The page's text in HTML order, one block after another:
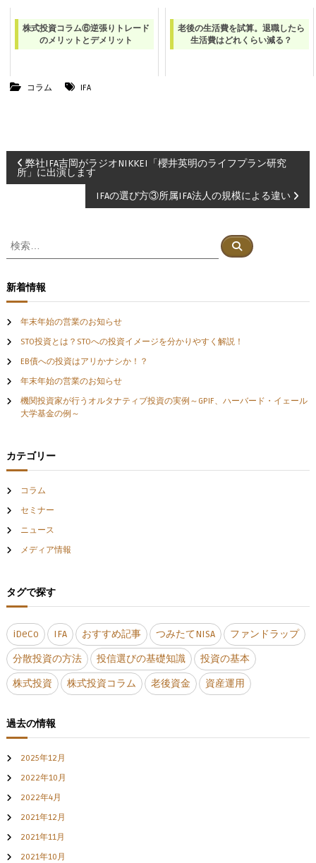
株式投資コラム⑥逆張りトレード
のメリットとデメリット
老後の生活費を試算。退職したら
生活費はどれくらい減る？
コラム IFA
投
ビ
ゲ
ー
シ
ョ
ン
弊社IFA吉岡がラジオNIKKEI「櫻井英明のライフプラン研究
所」に出演します
IFAの選び方③所属IFA法人の規模による違い
検
象
:
検
索
新着情報
年末年始の営業のお知らせ
STO投資とは？STOへの投資イメージを分かりやすく解説！
EB債への投資はアリかナシか！？
年末年始の営業のお知らせ
機関投資家が行うオルタナティブ投資の実例～GPIF、ハーバード・イェール
大学基金の例～
カテゴリー
コラム
セミナー
ニュース
メディア情報
タグで探す
iDeCo IFA おすすめ記事 つみたてNISA ファンドラップ
分散投資の方法 投信選びの基礎知識 投資の基本
株式投資 株式投資コラム 老後資金 資産運用
過去の情報
2025年12月
2022年10月
2022年4月
2021年12月
2021年11月
2021年10月